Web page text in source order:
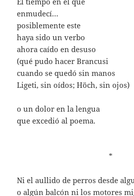
enmudecí…
posiblemente este
haya sido un verbo
ahora caído en desuso
(qué pudo hacer Brancusi
cuando se quedó sin manos
Ligeti, sin oídos; Höch, sin ojos)
o un dolor en la lengua
que excedió al poema.
*
Ni el aullido de perros desde
o algún balcón ni los motores